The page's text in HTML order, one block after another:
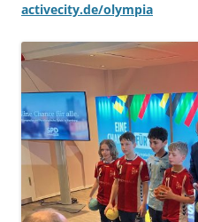
activecity.de/olympia